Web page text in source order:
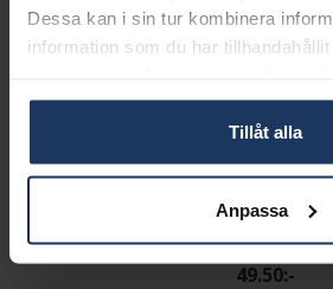
Dessa kan i sin tur kombinera
information som du har
Tillåt alla
Anpassa
Matchande produkter och
Örhänge styck i äkta
HALLBERGS GULD
49.50:-